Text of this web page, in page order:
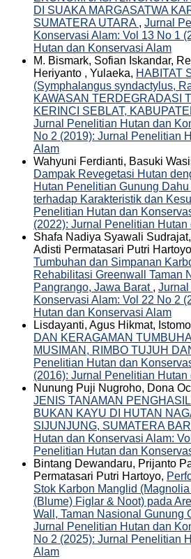
DI SUAKA MARGASATWA
SUMATERA UTARA , Jurnal
Konservasi Alam: Vol 13 No 1
Hutan dan Konservasi Alam
M. Bismark, Sofian Iskandar,
Heriyanto , Yulaeka, HABITAT
(Symphalangus syndactylus,
KAWASAN TERDEGRADASI
KERINCI SEBLAT,
Jurnal Penelitian Hutan dan
No 2 (2019): Jurnal Penelitian
Alam
Wahyuni Ferdianti, Basuki
Dampak Revegetasi Hutan
Hutan Penelitian Gunung
terhadap Karakteristik dan
Penelitian Hutan dan
(2022): Jurnal Penelitian
Shafa Nadiya Syawali
Adisti Permatasari Putri
Tumbuhan dan Simpanan
Rehabilitasi Greenwall Taman
Pangrango, Jawa Barat ,
Konservasi Alam: Vol 22 No 2
Hutan dan Konservasi Alam
Lisdayanti, Agus Hikmat,
DAN KERAGAMAN
MUSIMAN, RIMBO TUJUH
Penelitian Hutan dan
(2016): Jurnal Penelitian
Nunung Puji Nugroho, Dona
JENIS TANAMAN
BUKAN KAYU DI HUTAN
SIJUNJUNG, SUMATERA
Hutan dan Konservasi Alam:
Penelitian Hutan dan
Bintang Dewandaru, Prijanto
Permatasari Putri Hartoyo,
Stok Karbon Manglid
(Blume) Figlar & Noot) pada
Wall, Taman Nasional Gunung
Jurnal Penelitian Hutan dan
No 2 (2025): Jurnal Penelitian
Alam